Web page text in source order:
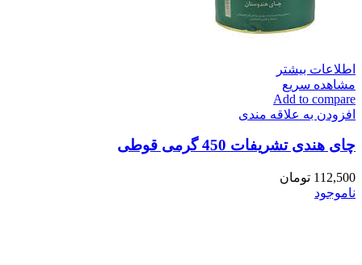
اطلاعات بیشتر
مشاهده سریع
Add to compare
افزودن به علاقه مندی
چای هندی تشریفات 450 گرمی قوطی
112,500 تومان
ناموجود